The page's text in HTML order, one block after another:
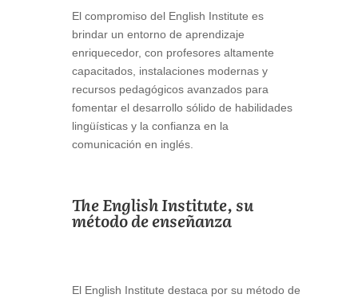
El compromiso del English Institute es
brindar un entorno de aprendizaje
enriquecedor, con profesores altamente
capacitados, instalaciones modernas y
recursos pedagógicos avanzados para
fomentar el desarrollo sólido de habilidades
lingüísticas y la confianza en la
comunicación en inglés.
The English Institute, su
método de enseñanza
El English Institute destaca por su método de